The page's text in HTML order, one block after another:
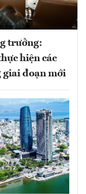
trưởng:
hiện các
đoạn mới